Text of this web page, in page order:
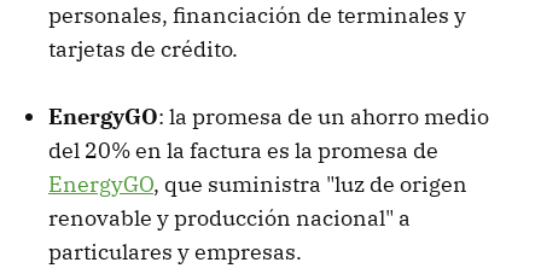
personales, financiación de terminales y
tarjetas de crédito.
EnergyGO: la promesa de un ahorro medio
del 20% en la factura es la promesa de
EnergyGO, que suministra "luz de origen
renovable y producción nacional" a
particulares y empresas.